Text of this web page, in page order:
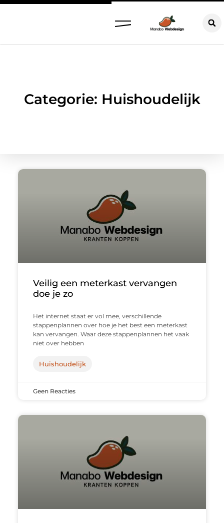
Categorie: Huishoudelijk
Veilig een meterkast vervangen
doe je zo
Het internet staat er vol mee, verschillende
stappenplannen over hoe je het best een meterkast
kan vervangen. Waar deze stappenplannen het vaak
niet over hebben
Huishoudelijk
Geen Reacties